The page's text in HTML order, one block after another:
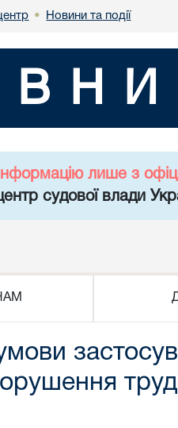
• Новини та події
лише з
судової влади